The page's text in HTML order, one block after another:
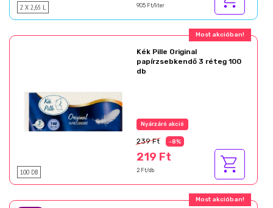
2 X 2,65 L 905 Ft/liter
Most akcióban!
100 DB
Kék Pille Original
papírzsebkendő 3 réteg 100
db
Nyárzáró akció
239 Ft -8%
219 Ft
2 Ft/db
Most akcióban!